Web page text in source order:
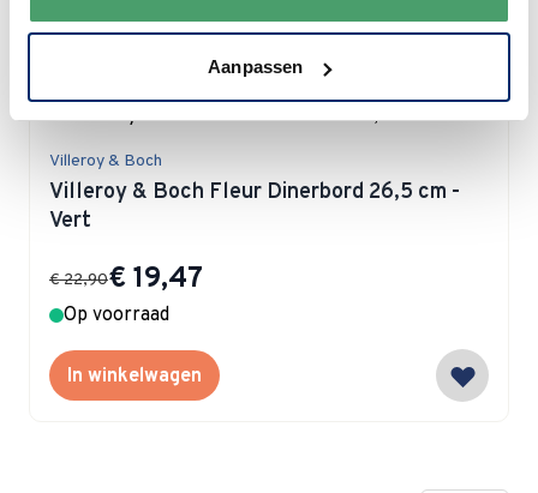
Aanpassen
In winkelwagen
Villeroy & Boch
Villeroy & Boch Fleur Dinerbord 26,5 cm -
Vert
Special Price
€ 19,47
€ 22,90
Op voorraad
In winkelwagen